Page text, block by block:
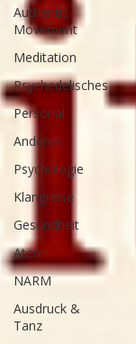
Authentic
Movement
Meditation
Psychedelisches
Personal
Anderes
Psychologie
Klangreise
Gesundheit
Atem
NARM
Ausdruck &
Tanz